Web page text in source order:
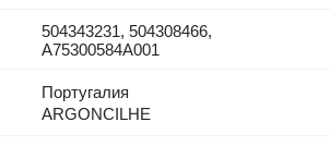
504343231, 504308466,
A75300584A001
Португалия
ARGONCILHE